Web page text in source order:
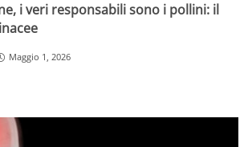
i veri responsabili sono i pollini: il
Maggio 1, 2026